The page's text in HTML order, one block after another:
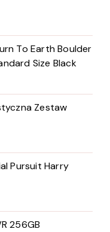
To Earth Boulder
Size Black
Zestaw
Pursuit Harry
256GB